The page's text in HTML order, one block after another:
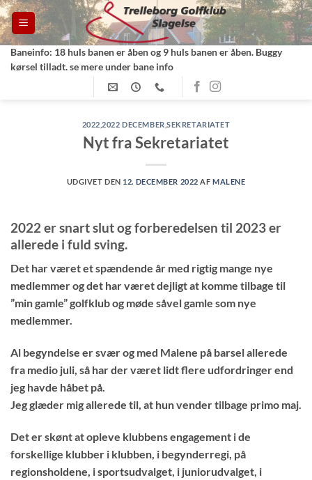
Fortsæt
til
indhold
Baneinfo: 18 huls banen er åben og 9 huls banen er åben. Buggy
kørsel tilladt. se mere under bane info
2022 ,2022 DECEMBER ,SEKRETARIATET
Nyt fra Sekretariatet
UDGIVET DEN 12. DECEMBER 2022 AFMALENE
2022 er snart slut og forberedelsen til 2023 er
allerede i fuld sving.
Det har været et spændende år med rigtig mange nye
medlemmer og det har været dejligt at komme tilbage til
”min gamle” golfklub og møde såvel gamle som nye
medlemmer.
Al begyndelse er svær og med Malene på barsel allerede
fra medio juli, så har der været lidt flere udfordringer end
jeg havde håbet på.
Jeg glæder mig allerede til, at hun vender tilbage primo maj.
Det er skønt at opleve klubbens engagement i de
forskellige klubber i klubben, i begynderregi, på
regionsholdene, i sportsudvalget, i juniorudvalget, i